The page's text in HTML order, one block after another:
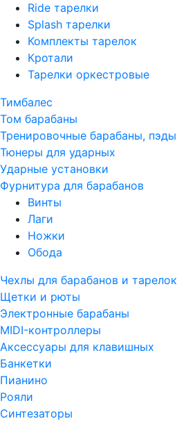
Ride тарелки
Splash тарелки
Комплекты тарелок
Кротали
Тарелки оркестровые
Тимбалес
Том барабаны
Тренировочные барабаны, пэды
Тюнеры для ударных
Ударные установки
Фурнитура для барабанов
Винты
Лаги
Ножки
Обода
Чехлы для барабанов и тарелок
Щетки и рюты
Электронные барабаны
MIDI-контроллеры
Аксессуары для клавишных
Банкетки
Пианино
Рояли
Синтезаторы